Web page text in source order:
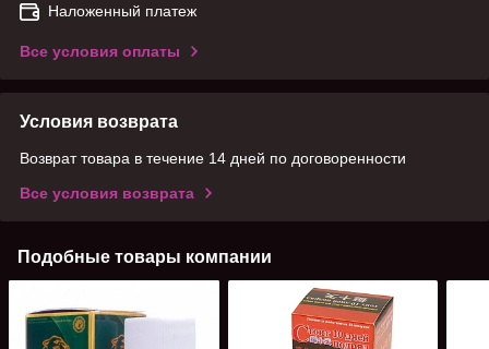
Наложенный платеж
Все условия оплаты
Условия возврата
Возврат товара в течение 14 дней по договоренности
Все условия возврата
Подобные товары компании